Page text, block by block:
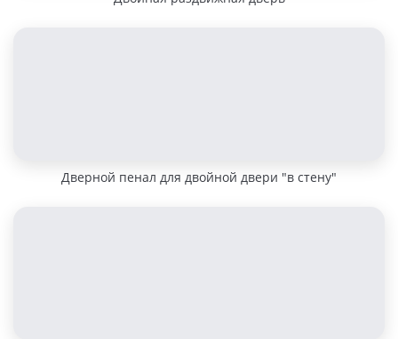
Дверной пенал для двойной двери "в стену"